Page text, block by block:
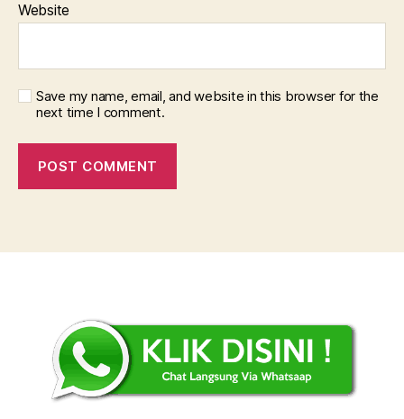
Website
Save my name, email, and website in this browser for the
next time I comment.